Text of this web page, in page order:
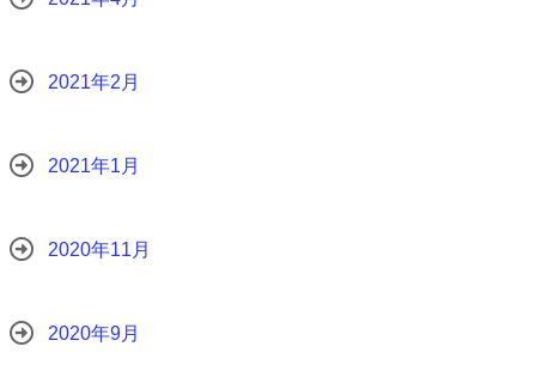
2021年2月
2021年1月
2020年11月
2020年9月